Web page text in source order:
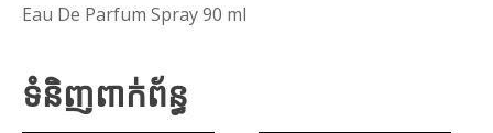
Eau De Parfum Spray 90 ml
ទំនិញពាក់ព័ន្ធ